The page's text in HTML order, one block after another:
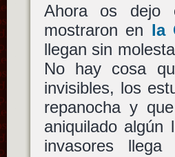
Ahora os
mostraron en la
llegan sin
No hay cosa
invisibles, los
repanocha y
aniquilado algún
invasores